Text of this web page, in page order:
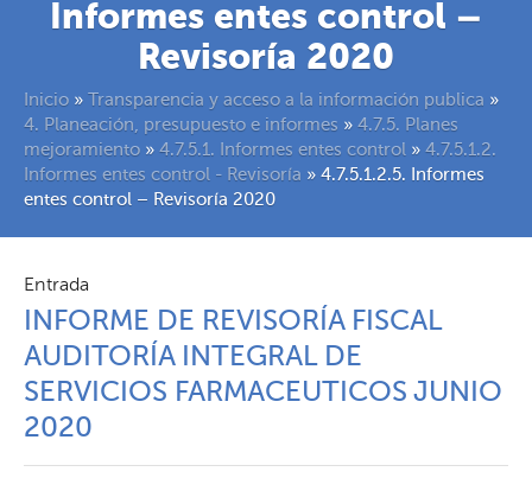
Informes entes control –
Revisoría 2020
Inicio » Transparencia y acceso a la información publica »
4. Planeación, presupuesto e informes » 4.7.5. Planes
mejoramiento » 4.7.5.1. Informes entes control » 4.7.5.1.2.
Informes entes control - Revisoría » 4.7.5.1.2.5. Informes
entes control – Revisoría 2020
Entrada
INFORME DE REVISORÍA FISCAL
AUDITORÍA INTEGRAL DE
SERVICIOS FARMACEUTICOS JUNIO
2020